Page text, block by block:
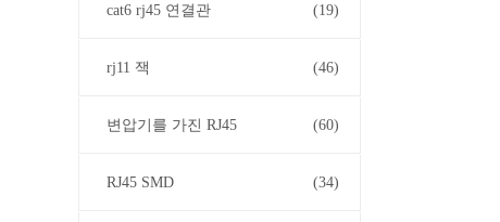
cat6 rj45 연결관 (19)
rj11 잭 (46)
변압기를 가진 RJ45 (60)
RJ45 SMD (34)